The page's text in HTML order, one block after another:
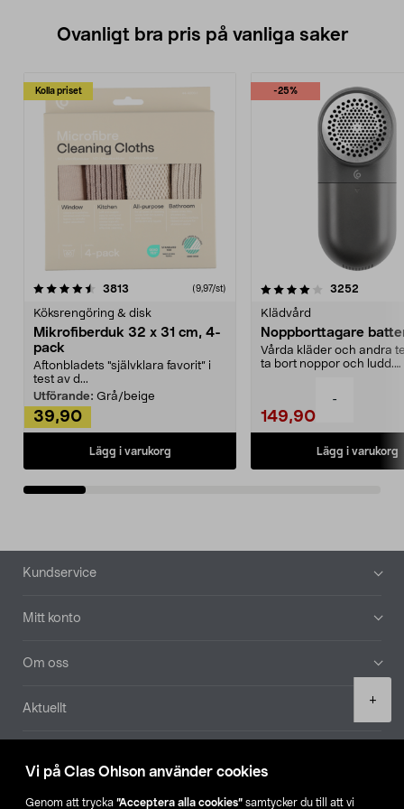
Vi på Clas Ohlson använder cookies
Genom att trycka ”Acceptera alla cookies” samtycker du till att vi
-
+
Ovanligt bra pris på vanliga saker
Kolla priset
3813 (9,97/st)
Köksrengöring & disk
Mikrofiberduk 32 x 31 cm, 4-
pack
Aftonbladets "självklara favorit” i
test av d...
Utförande: Grå/beige
39,90
Lägg i varukorg
-25%
4.0av 5 stjärnor 3252
Klädvård
Noppborttagare
Vårda kläder och andra
ta bort noppor och ludd.
149,90
Lägg i varukorg
4.5av 5 stjärnor
Sidfot
Kundservice
Mitt konto
Om oss
Aktuellt
Hitta butik